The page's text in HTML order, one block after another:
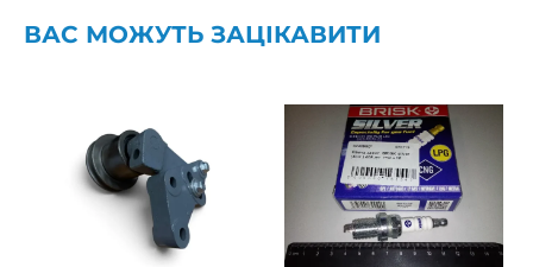
ВАС МОЖУТЬ ЗАЦІКАВИТИ